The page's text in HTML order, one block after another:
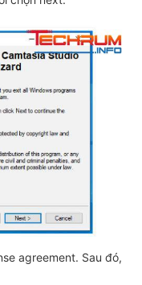
agreement. Sau đó,